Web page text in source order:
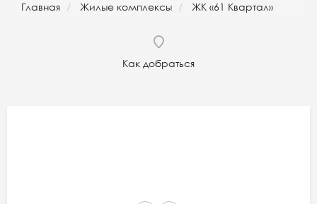
Главная Жилые комплексы ЖК «61 Квартал»
Как добраться